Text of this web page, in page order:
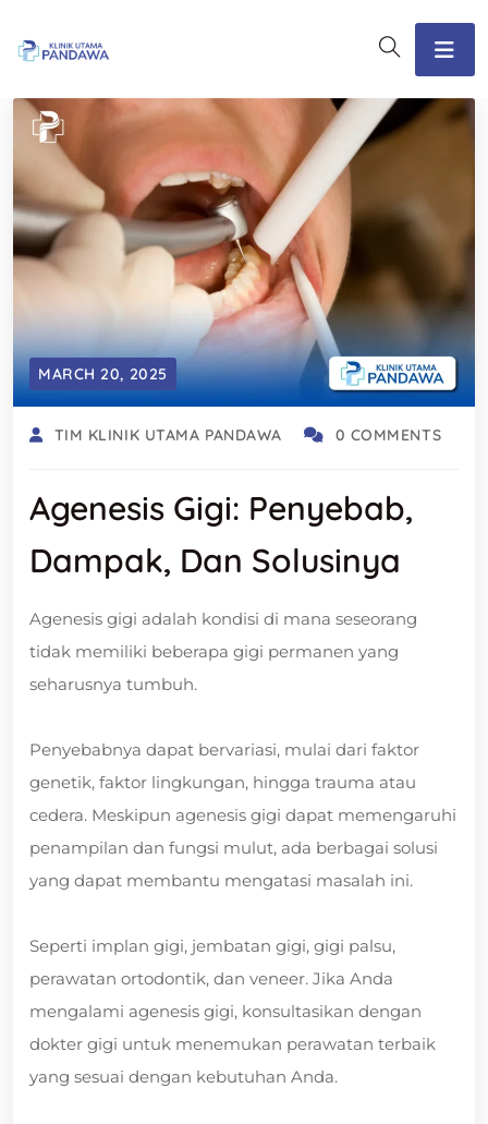
MARCH 20, 2025
TIM KLINIK UTAMA PANDAWA 0 COMMENTS
Agenesis Gigi: Penyebab,
Dampak, Dan Solusinya
Agenesis gigi adalah kondisi di mana seseorang
tidak memiliki beberapa gigi permanen yang
seharusnya tumbuh.
Penyebabnya dapat bervariasi, mulai dari faktor
genetik, faktor lingkungan, hingga trauma atau
cedera. Meskipun agenesis gigi dapat memengaruhi
penampilan dan fungsi mulut, ada berbagai solusi
yang dapat membantu mengatasi masalah ini.
Seperti implan gigi, jembatan gigi, gigi palsu,
perawatan ortodontik, dan veneer. Jika Anda
mengalami agenesis gigi, konsultasikan dengan
dokter gigi untuk menemukan perawatan terbaik
yang sesuai dengan kebutuhan Anda.